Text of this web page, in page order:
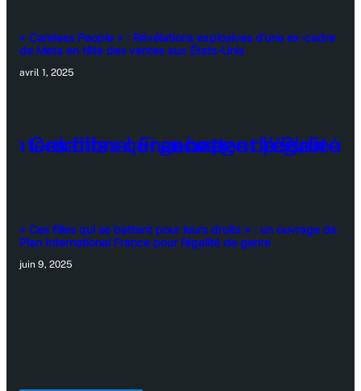
« Careless People » : Révélations explosives d’une ex-cadre
de Meta en tête des ventes aux États-Unis
avril 1, 2025
« Ces filles qui se battent pour leurs droits » : un ouvrage de
Plan International France pour l’égalité de genre
juin 9, 2025